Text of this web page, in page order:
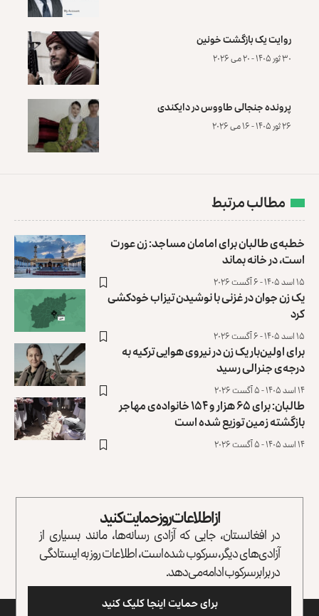
روایت یک بازگشت خونین
۳۰ ثور ۱۴۰۵ - ۲۰ می ۲۰۲۶
پرونده‌ جنجالی طاووس در دایکندی
۲۶ ثور ۱۴۰۵ - ۱۶ می ۲۰۲۶
مطالب مرتبط
خطبه‌ی طالبان برای امامان مساجد: زن عورت
است، در خانه بماند
۱۵ اسد ۱۴۰۵ - ۶ آگست ۲۰۲۶
یک زن جوان در غزنی با نوشیدن تیزاب خودکشی
کرد
۱۵ اسد ۱۴۰۵ - ۶ آگست ۲۰۲۶
برای اولین‌بار یک زن در نیروی هوایی ترکیه به
درجه‌ی جنرالی رسید
۱۴ اسد ۱۴۰۵ - ۵ آگست ۲۰۲۶
طالبان: برای ۶۵ هزار و ۱۵۴ خانواده‌ی مهاجر
بازگشته زمین توزیع ‏شده است
۱۴ اسد ۱۴۰۵ - ۵ آگست ۲۰۲۶
از اطلاعات روز حمایت کنید
در افغانستان، جایی که آزادی رسانه‌ها، مانند بسیاری از
آزادی‌های دیگر، سرکوب شده است، اطلاعات روز به ایستادگی
در برابر سرکوب ادامه می‌دهد.
برای حمایت اینجا کلیک کنید